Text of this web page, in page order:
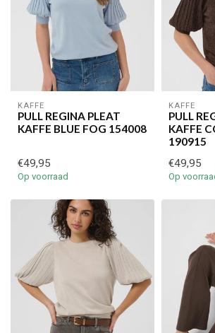
KAFFE
PULL REGINA PLEAT
KAFFE BLUE FOG 154008
€49,95
Op voorraad
KAFFE
PULL
KAFFE
190915
€49,95
Op